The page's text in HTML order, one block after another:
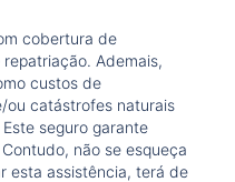
cobertura de
Ademais,
custos de
ou catástrofes naturais
seguro garante
não se esqueça
esta assistência, terá de